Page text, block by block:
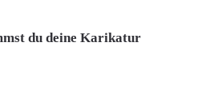
du deine Karikatur